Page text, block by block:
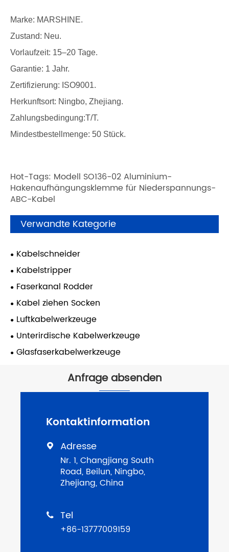
Marke: MARSHINE.
Zustand: Neu.
Vorlaufzeit: 15–20 Tage.
Garantie: 1 Jahr.
Zertifizierung: ISO9001.
Herkunftsort: Ningbo, Zhejiang.
Zahlungsbedingung:T/T.
Mindestbestellmenge: 50 Stück.
Hot-Tags: Modell SO136-02 Aluminium-
Hakenaufhängungsklemme für Niederspannungs-
ABC-Kabel
Verwandte Kategorie
Kabelschneider
Kabelstripper
Faserkanal Rodder
Kabel ziehen Socken
Luftkabelwerkzeuge
Unterirdische Kabelwerkzeuge
Glasfaserkabelwerkzeuge
Anfrage absenden
Kontaktinformation
 Adresse
Nr. 1, Changjiang South
Road, Beilun, Ningbo,
Zhejiang, China
 Tel
+86-13777009159